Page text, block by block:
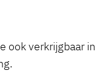
ook verkrijgbaar